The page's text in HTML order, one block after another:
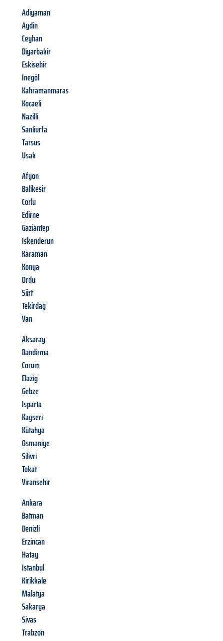
Adiyaman
Aydin
Ceyhan
Diyarbakir
Eskisehir
Inegöl
Kahramanmaras
Kocaeli
Nazilli
Sanliurfa
Tarsus
Usak
Afyon
Balikesir
Corlu
Edirne
Gaziantep
Iskenderun
Karaman
Konya
Ordu
Siirt
Tekirdag
Van
Aksaray
Bandirma
Corum
Elazig
Gebze
Isparta
Kayseri
Kütahya
Osmaniye
Silivri
Tokat
Viransehir
Ankara
Batman
Denizli
Erzincan
Hatay
Istanbul
Kirikkale
Malatya
Sakarya
Sivas
Trabzon